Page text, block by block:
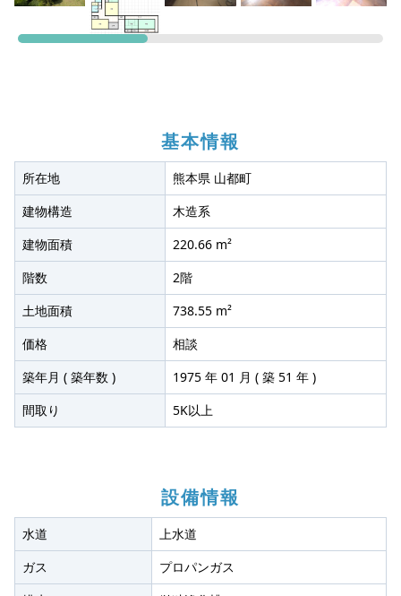
基本情報
所在地
熊本県 山都町
建物構造
木造系
建物面積
220.66 m²
階数
2階
土地面積
738.55 m²
価格
相談
築年月 ( 築年数 )
1975 年 01 月 ( 築 51 年 )
間取り
5K以上
設備情報
水道
上水道
ガス
プロパンガス